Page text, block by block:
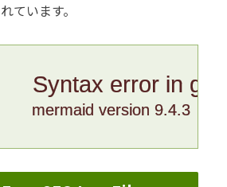
ています。
Syntax error in
mermaid version 9.4.3